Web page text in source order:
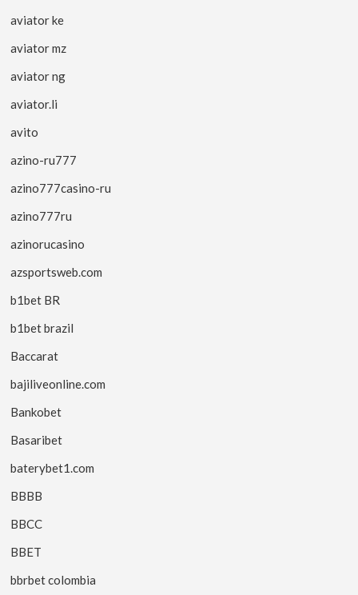
aviator ke
aviator mz
aviator ng
aviator.li
avito
azino-ru777
azino777casino-ru
azino777ru
azinorucasino
azsportsweb.com
b1bet BR
b1bet brazil
Baccarat
bajiliveonline.com
Bankobet
Basaribet
baterybet1.com
BBBB
BBCC
BBET
bbrbet colombia